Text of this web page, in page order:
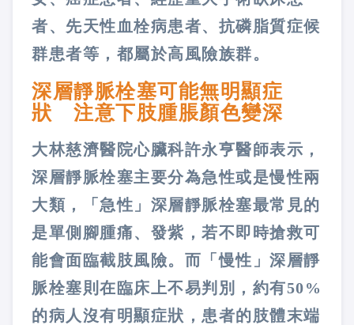
者、先天性血栓病患者、抗磷脂質症候
群患者等，都屬於高風險族群。
深層靜脈栓塞可能無明顯症
狀 注意下肢腫脹顏色變深
大林慈濟醫院心臟科許永亨醫師表示，
深層靜脈栓塞主要分為急性或是慢性兩
大類，「急性」深層靜脈栓塞最常見的
是單側腳腫痛、發紫，若不即時搶救可
能會面臨截肢風險。而「慢性」深層靜
脈栓塞則在臨床上不易判別，約有50%
的病人沒有明顯症狀，患者的肢體末端